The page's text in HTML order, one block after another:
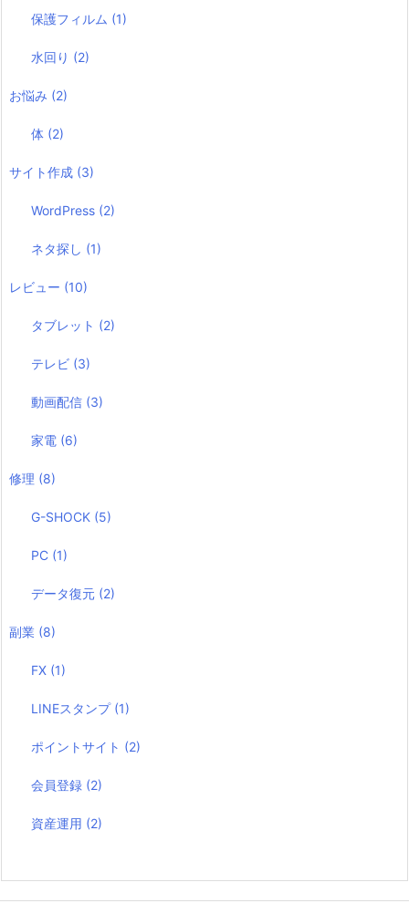
保護フィルム (1)
水回り (2)
お悩み (2)
体 (2)
サイト作成 (3)
WordPress (2)
ネタ探し (1)
レビュー (10)
タブレット (2)
テレビ (3)
動画配信 (3)
家電 (6)
修理 (8)
G-SHOCK (5)
PC (1)
データ復元 (2)
副業 (8)
FX (1)
LINEスタンプ (1)
ポイントサイト (2)
会員登録 (2)
資産運用 (2)